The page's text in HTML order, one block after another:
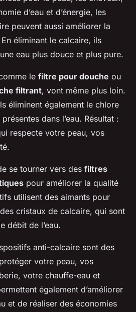
d’eau et d’énergie, les
peuvent aussi améliorer la
éliminant le calcaire, ils
eau plus douce et plus pure.
le filtre pour douche ou
filtrant, vont même plus loin.
éliminent également le chlore
dans l’eau. Résultat :
respecte votre peau, vos
se tourner vers des filtres
pour améliorer la qualité
utilisent des aimants pour
cristaux de calcaire, qui sont
débit de l’eau.
anti-calcaire sont des
votre peau, vos
votre chauffe-eau et
également d’améliorer
et de réaliser des économies